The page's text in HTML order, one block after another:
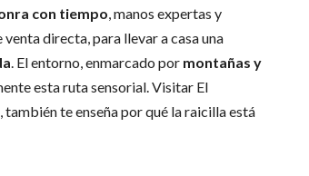
con tiempo, manos expertas y
directa, para llevar a casa una
. El entorno, enmarcado por montañas y
esta ruta sensorial. Visitar El
te enseña por qué la raicilla está